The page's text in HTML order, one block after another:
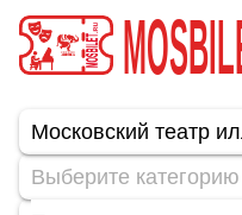
Выберите категорию